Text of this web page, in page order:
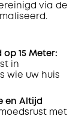
via de
15 Meter:
in
wie uw huis
en Altijd
met